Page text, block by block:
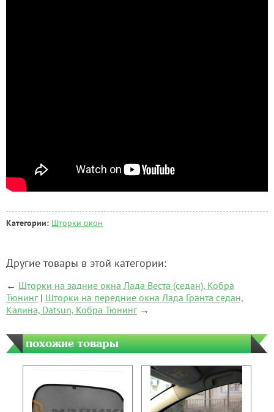
Категории: Шторки окон
Другие товары в этой категории:
← Шторки на задние окна Лада Веста (седан), Кобра
Тюнинг | Шторки на передние окна Лада Гранта седан,
Калина, Datsun, Кобра Тюнинг →
похожие товары